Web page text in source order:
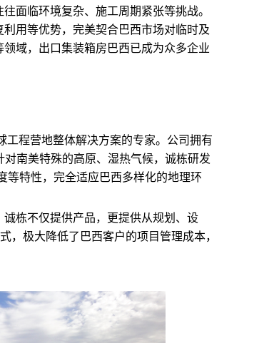
面临环境复杂、施工周期紧张等挑战。
用等优势，完美契合巴西市场对临时及
域，出口集装箱房巴西已成为众多企业
程营地整体解决方案的专家。公司拥有
南美特殊的高原、湿热气候，诚栋研发
等特性，完全适应巴西多样化的地理环
栋不仅提供产品，更提供从规划、设
，极大降低了巴西客户的项目管理成本，